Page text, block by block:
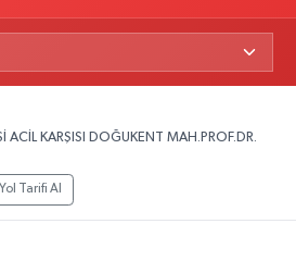
ACİL KARŞISI DOĞUKENT MAH.PROF.DR.
Yol Tarifi Al